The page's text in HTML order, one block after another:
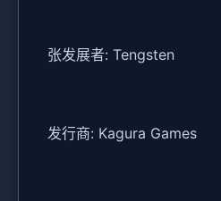
张发展者: Tengsten
发行商: Kagura Games